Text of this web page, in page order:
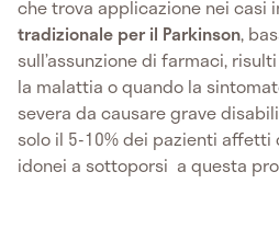
che trova applicazione nei casi
tradizionale per il Parkinson,
sull’assunzione di farmaci,
la malattia o quando la
severa da causare grave
solo il 5-10% dei pazienti
idonei a sottoporsi a questa